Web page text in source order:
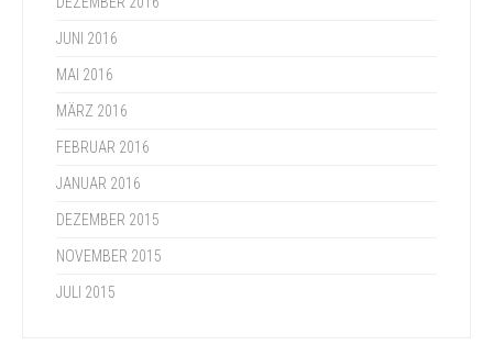
JUNI 2016
MAI 2016
MÄRZ 2016
FEBRUAR 2016
JANUAR 2016
DEZEMBER 2015
NOVEMBER 2015
JULI 2015